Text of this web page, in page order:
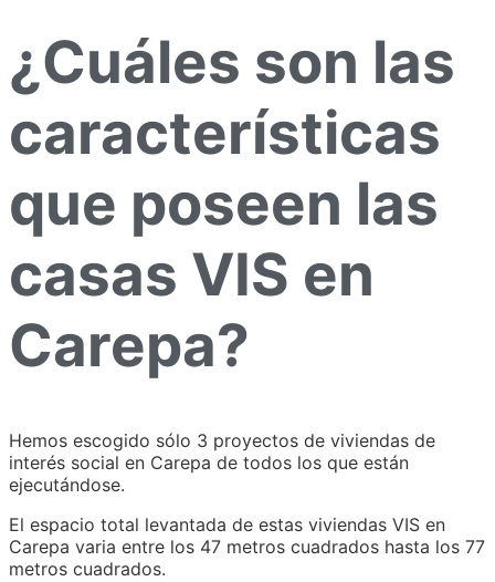
¿Cuáles son las
características
que poseen las
casas VIS en
Carepa?
Hemos escogido sólo 3 proyectos de viviendas de
interés social en Carepa de todos los que están
ejecutándose.
El espacio total levantada de estas viviendas VIS en
Carepa varia entre los 47 metros cuadrados hasta los 77
metros cuadrados.